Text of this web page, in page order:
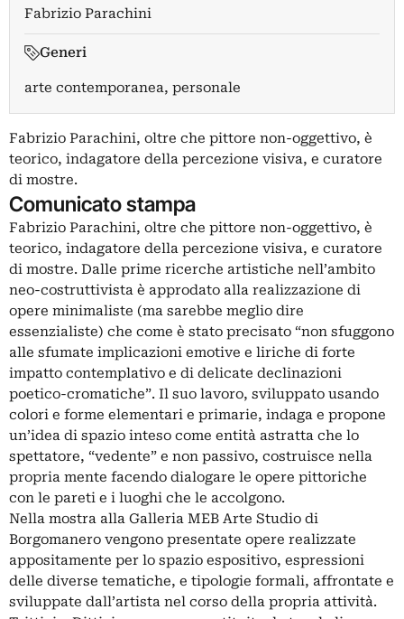
Fabrizio Parachini
Generi
arte contemporanea, personale
Fabrizio Parachini, oltre che pittore non-oggettivo, è
teorico, indagatore della percezione visiva, e curatore
di mostre.
Comunicato stampa
Fabrizio Parachini, oltre che pittore non-oggettivo, è
teorico, indagatore della percezione visiva, e curatore
di mostre. Dalle prime ricerche artistiche nell’ambito
neo-costruttivista è approdato alla realizzazione di
opere minimaliste (ma sarebbe meglio dire
essenzialiste) che come è stato precisato “non sfuggono
alle sfumate implicazioni emotive e liriche di forte
impatto contemplativo e di delicate declinazioni
poetico-cromatiche”. Il suo lavoro, sviluppato usando
colori e forme elementari e primarie, indaga e propone
un’idea di spazio inteso come entità astratta che lo
spettatore, “vedente” e non passivo, costruisce nella
propria mente facendo dialogare le opere pittoriche
con le pareti e i luoghi che le accolgono.
Nella mostra alla Galleria MEB Arte Studio di
Borgomanero vengono presentate opere realizzate
appositamente per lo spazio espositivo, espressioni
delle diverse tematiche, e tipologie formali, affrontate e
sviluppate dall’artista nel corso della propria attività.